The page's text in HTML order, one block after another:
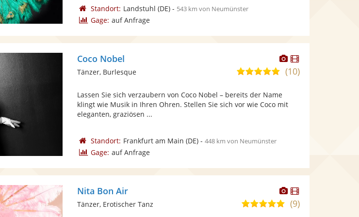
Standort: Landstuhl (DE)- 543 km von Neumünster
Gage: auf Anfrage
Dieser
Künstler
stellt
Dieser
Künstler
Coco Nobel
5,0
5
Sternen
(10)
Tänzer, Burlesque
Lassen Sie sich verzaubern von Coco Nobel – bereits der Name
klingt wie Musik in Ihren Ohren. Stellen Sie sich vor wie Coco mit
eleganten, graziösen ...
Standort: Frankfurt am Main (DE)- 448 km von Neumünster
Gage: auf Anfrage
Dieser
Künstler
stellt
Dieser
Künstler
Nita Bon Air
4,8(9)
Tänzer, Erotischer Tanz